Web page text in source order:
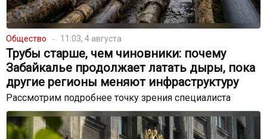
Общество 11:03, 4 августа
Трубы старше, чем чиновники: почему
Забайкалье продолжает латать дыры, пока
другие регионы меняют инфраструктуру
Рассмотрим подробнее точку зрения специалиста